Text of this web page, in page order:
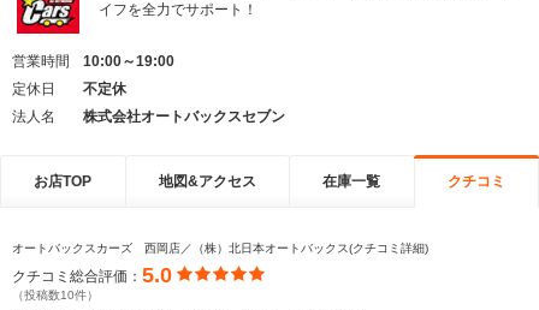
イフを全力でサポート！
営業時間
10:00～19:00
定休日
不定休
法人名
株式会社オートバックスセブン
お店TOP 地図&アクセス 在庫一覧 クチコミ
オートバックスカーズ 西岡店／（株）北日本オートバックス(クチコミ詳細)
クチコミ総合評価： 5.0
（投稿数10件）